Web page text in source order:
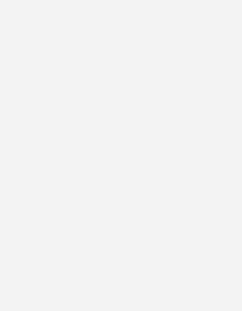
einem Dachdeckerbetrieb
Häufigkeit der Zusammenarbeit.
Drittel immer und rund 15
Elektrobetrieb kooperieren,
an, immer mit einem
Weitere 24 Prozent kooperieren
dem Dachdeckerhandwerk.
Tipps für das neue
beim